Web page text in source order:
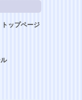
トップページ